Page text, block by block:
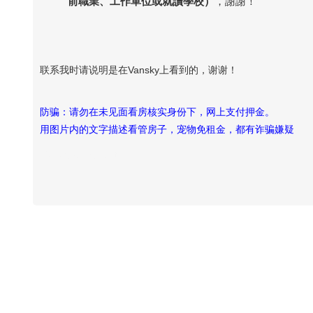
联系我时请说明是在Vansky上看到的，谢谢！
防骗：请勿在未见面看房核实身份下，网上支付押金。
用图片内的文字描述看管房子，宠物免租金，都有诈骗嫌疑